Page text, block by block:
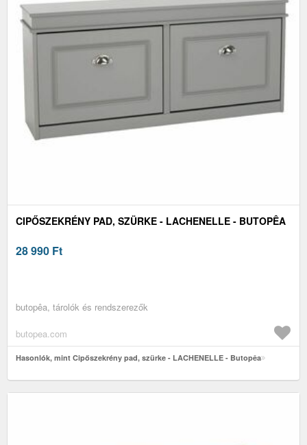
CIPŐSZEKRÉNY PAD, SZÜRKE - LACHENELLE - BUTOPÊA
28 990 Ft
butopêa, tárolók és rendszerezők
butopea.com
Hasonlók, mint Cipőszekrény pad, szürke - LACHENELLE - Butopêa